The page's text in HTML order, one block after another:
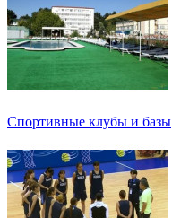
Спортивные клубы и базы